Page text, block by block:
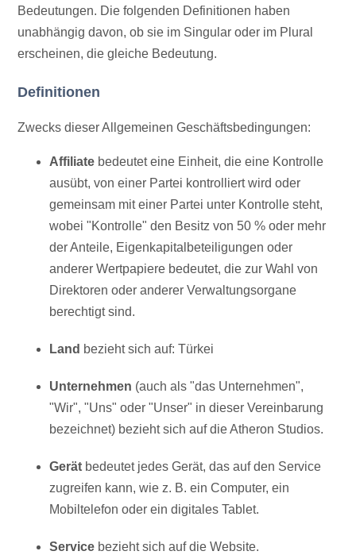
Bedeutungen. Die folgenden Definitionen haben
unabhängig davon, ob sie im Singular oder im Plural
erscheinen, die gleiche Bedeutung.
Definitionen
Zwecks dieser Allgemeinen Geschäftsbedingungen:
Affiliate bedeutet eine Einheit, die eine Kontrolle
ausübt, von einer Partei kontrolliert wird oder
gemeinsam mit einer Partei unter Kontrolle steht,
wobei "Kontrolle" den Besitz von 50 % oder mehr
der Anteile, Eigenkapitalbeteiligungen oder
anderer Wertpapiere bedeutet, die zur Wahl von
Direktoren oder anderer Verwaltungsorgane
berechtigt sind.
Land bezieht sich auf: Türkei
Unternehmen (auch als "das Unternehmen",
"Wir", "Uns" oder "Unser" in dieser Vereinbarung
bezeichnet) bezieht sich auf die Atheron Studios.
Gerät bedeutet jedes Gerät, das auf den Service
zugreifen kann, wie z. B. ein Computer, ein
Mobiltelefon oder ein digitales Tablet.
Service bezieht sich auf die Website.